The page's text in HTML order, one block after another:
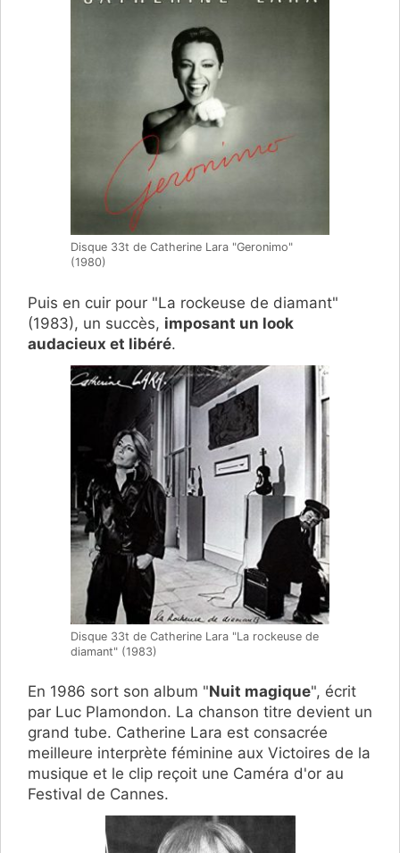
Disque 33t de Catherine Lara "Geronimo"
(1980)
Puis en cuir pour "La rockeuse de diamant"
(1983), un succès, imposant un look
audacieux et libéré.
Disque 33t de Catherine Lara "La rockeuse de
diamant" (1983)
En 1986 sort son album "Nuit magique", écrit
par Luc Plamondon. La chanson titre devient un
grand tube. Catherine Lara est consacrée
meilleure interprète féminine aux Victoires de la
musique et le clip reçoit une Caméra d'or au
Festival de Cannes.